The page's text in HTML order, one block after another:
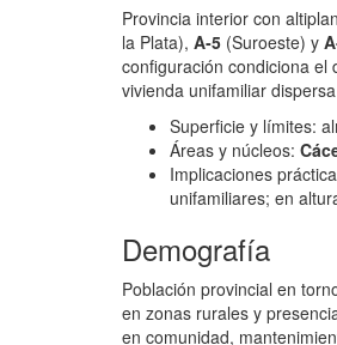
Provincia interior con
la Plata), A‑5 (Suroeste) y
configuración condiciona el
vivienda unifamiliar
Superficie y límites:
Áreas y núcleos:
Implicaciones
unifamiliares; en
Demografía
Población provincial en
en zonas rurales y
en comunidad,